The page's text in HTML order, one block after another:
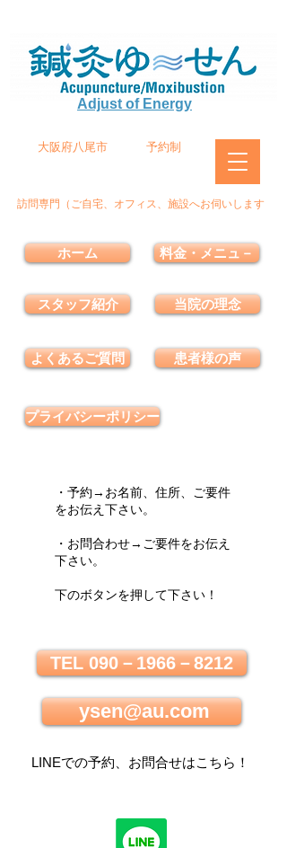
Adjust of Energy
大阪府八尾市 予約制
訪問専門（ご自宅、オフィス、施設へお伺いします
ホーム
スタッフ紹介
よくあるご質問
料金・メニュ－
当院の理念
患者様の声
プライバシーポリシー
・予約→お名前、住所、ご要件
をお伝え下さい。
・お問合わせ→ご要件をお伝え
下さい。
下のボタンを押して下さい！
TEL 090－1966－8212
ysen@au.com
LINEでの予約、お問合せはこちら ！